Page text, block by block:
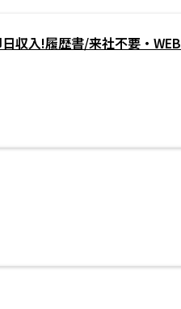
収入!履歴書/来社不要・WEB